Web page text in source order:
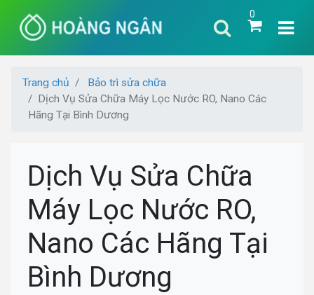
0
Trang chủ
Bảo trì sửa chữa
Dịch Vụ Sửa Chữa Máy Lọc Nước RO, Nano Các
Hãng Tại Bình Dương
Dịch Vụ Sửa Chữa
Máy Lọc Nước RO,
Nano Các Hãng Tại
Bình Dương